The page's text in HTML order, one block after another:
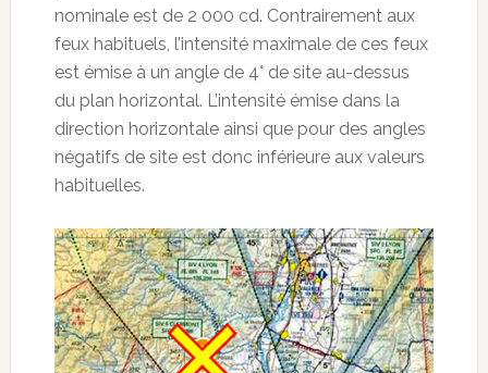
nominale est de 2 000 cd. Contrairement aux
feux habituels, l’intensité maximale de ces feux
est émise à un angle de 4° de site au-dessus
du plan horizontal. L’intensité émise dans la
direction horizontale ainsi que pour des angles
négatifs de site est donc inférieure aux valeurs
habituelles.